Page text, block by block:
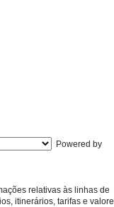
Powered by
relativas às linhas de
itinerários, tarifas e